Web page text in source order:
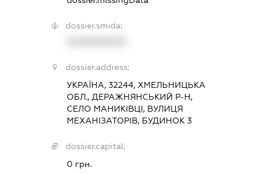
dossier.smida:
dossier.address:
УКРАЇНА, 32244, ХМЕЛЬНИЦЬКА
ОБЛ., ДЕРАЖНЯНСЬКИЙ Р-Н,
СЕЛО МАНИКІВЦІ, ВУЛИЦЯ
МЕХАНІЗАТОРІВ, БУДИНОК 3
dossier.capital:
0 грн.